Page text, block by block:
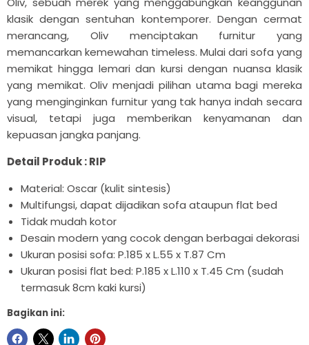
klasik dengan sentuhan kontemporer. Dengan cermat
merancang, Oliv menciptakan furnitur yang
memancarkan kemewahan timeless. Mulai dari sofa yang
memikat hingga lemari dan kursi dengan nuansa klasik
yang memikat. Oliv menjadi pilihan utama bagi mereka
yang menginginkan furnitur yang tak hanya indah secara
visual, tetapi juga memberikan kenyamanan dan
kepuasan jangka panjang.
Detail Produk : RIP
Material: Oscar (kulit sintesis)
Multifungsi, dapat dijadikan sofa ataupun flat bed
Tidak mudah kotor
Desain modern yang cocok dengan berbagai dekorasi
Ukuran posisi sofa: P.185 x L.55 x T.87 Cm
Ukuran posisi flat bed: P.185 x L.110 x T.45 Cm (sudah
termasuk 8cm kaki kursi)
Bagikan ini: